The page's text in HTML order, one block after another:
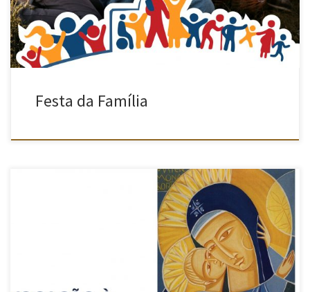
dois destaques: pelas 11h00 a transmissão do […]
Festa da Família
Na abertura da Semana de Oração pelas Vocações, que este ano
coincide com o Dia da Mãe, o Serviço de Vocações, Acolhimento
e Formação Espiritual e o Secretariado da Pastoral Familiar da
nossa diocese, apresentam-nos testemunhos da Vocação à
maternidade.